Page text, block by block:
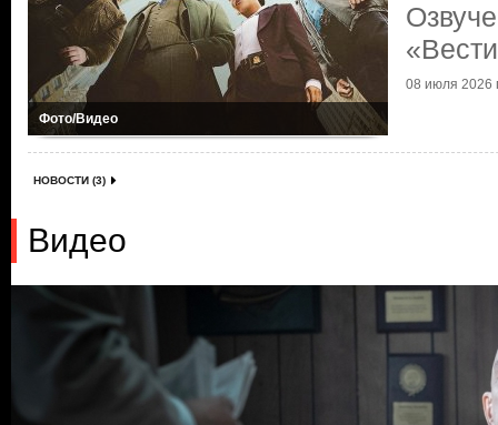
Фото/Видео
08 июля 2026
НОВОСТИ (3)
Видео